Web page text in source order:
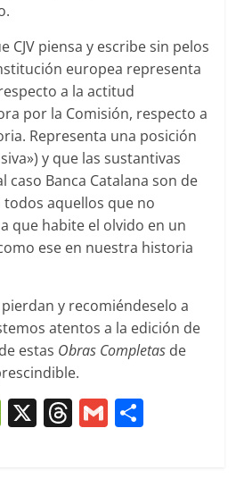
CJV piensa y escribe sin pelos
europea representa
a la actitud
por la Comisión, respecto a
Representa una posición
y que las sustantivas
caso Banca Catalana son de
aquellos que no
que habite el olvido en un
ese en nuestra historia
pierdan y recomiéndeselo a
atentos a la edición de
estas Obras Completas de
W X T G